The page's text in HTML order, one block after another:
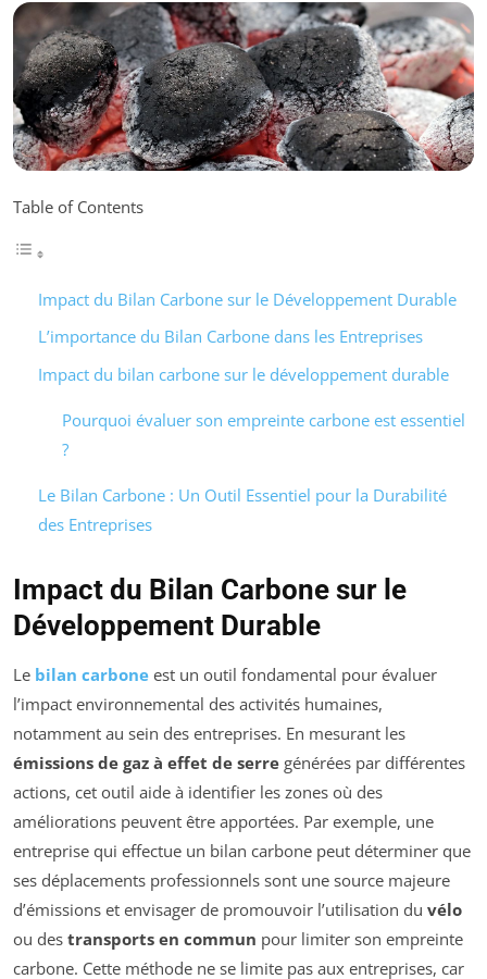
Table of Contents
Impact du Bilan Carbone sur le Développement Durable
L’importance du Bilan Carbone dans les Entreprises
Impact du bilan carbone sur le développement durable
Pourquoi évaluer son empreinte carbone est essentiel
?
Le Bilan Carbone : Un Outil Essentiel pour la Durabilité
des Entreprises
Impact du Bilan Carbone sur le
Développement Durable
Le bilan carbone est un outil fondamental pour évaluer
l’impact environnemental des activités humaines,
notamment au sein des entreprises. En mesurant les
émissions de gaz à effet de serre générées par différentes
actions, cet outil aide à identifier les zones où des
améliorations peuvent être apportées. Par exemple, une
entreprise qui effectue un bilan carbone peut déterminer que
ses déplacements professionnels sont une source majeure
d’émissions et envisager de promouvoir l’utilisation du vélo
ou des transports en commun pour limiter son empreinte
carbone. Cette méthode ne se limite pas aux entreprises, car